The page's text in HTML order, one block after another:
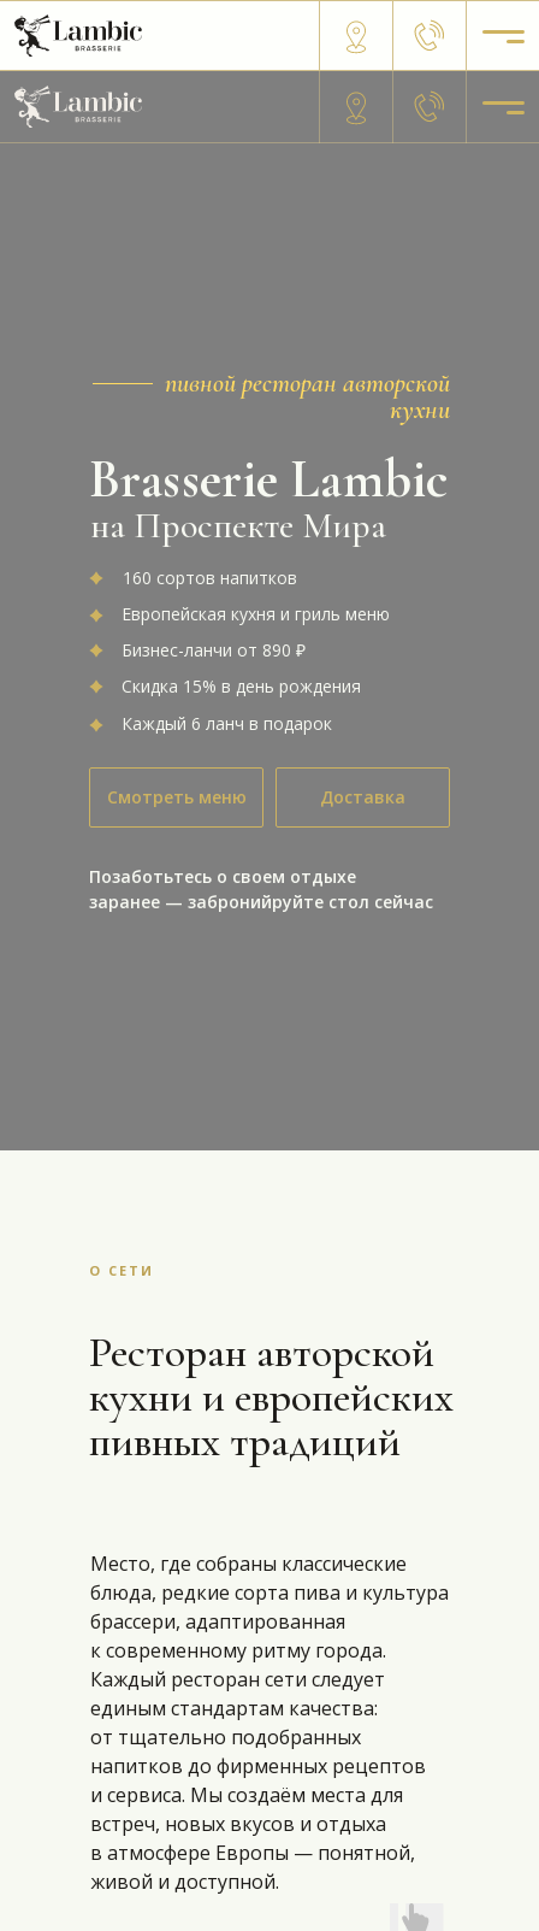
Brasserie Lambic
на Проспекте Мира
пивной ресторан авторской
кухни
Смотреть меню
Позаботьтесь о своем отдыхе
заранее — забронийруйте стол сейчас
160 сортов напитков
Доставка
Европейская кухня и гриль меню
Бизнес-ланчи от 890 ₽
Скидка 15% в день рождения
Каждый 6 ланч в подарок
О СЕТИ
Место, где собраны классические
блюда, редкие сорта пива и культура
брассери, адаптированная
к современному ритму города.
Каждый ресторан сети следует
единым стандартам качества:
от тщательно подобранных
напитков до фирменных рецептов
и сервиса. Мы создаём места для
встреч, новых вкусов и отдыха
в атмосфере Европы — понятной,
живой и доступной.
Ресторан авторской
кухни и европейских
пивных традиций